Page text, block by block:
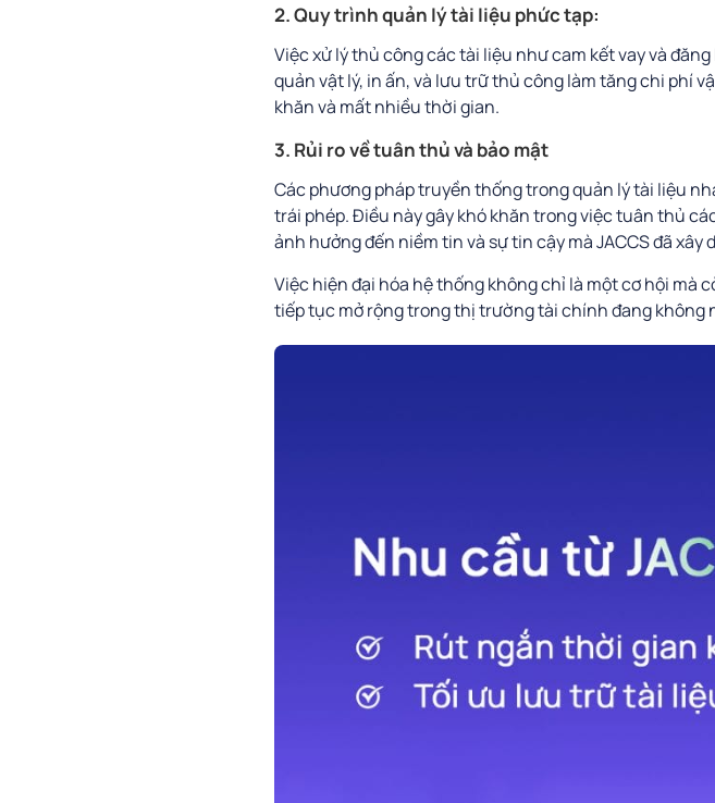
2. Quy trình quản lý tài liệu phức tạp:
Việc xử lý thủ công các tài liệu như cam kết vay và
quản vật lý, in ấn, và lưu trữ thủ công làm tăng chi phí
khăn và mất nhiều thời gian.
3. Rủi ro về tuân thủ và bảo mật
Các phương pháp truyền thống trong quản lý tài liệu
trái phép. Điều này gây khó khăn trong việc tuân thủ
ảnh hưởng đến niềm tin và sự tin cậy mà JACCS đã xây
Việc hiện đại hóa hệ thống không chỉ là một cơ hội mà
tiếp tục mở rộng trong thị trường tài chính đang không